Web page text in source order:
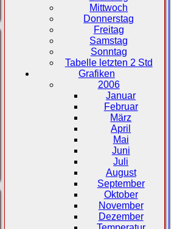
Mittwoch
Donnerstag
Freitag
Samstag
Sonntag
Tabelle letzten 2 Std
Grafiken
2006
Januar
Februar
März
April
Mai
Juni
Juli
August
September
Oktober
November
Dezember